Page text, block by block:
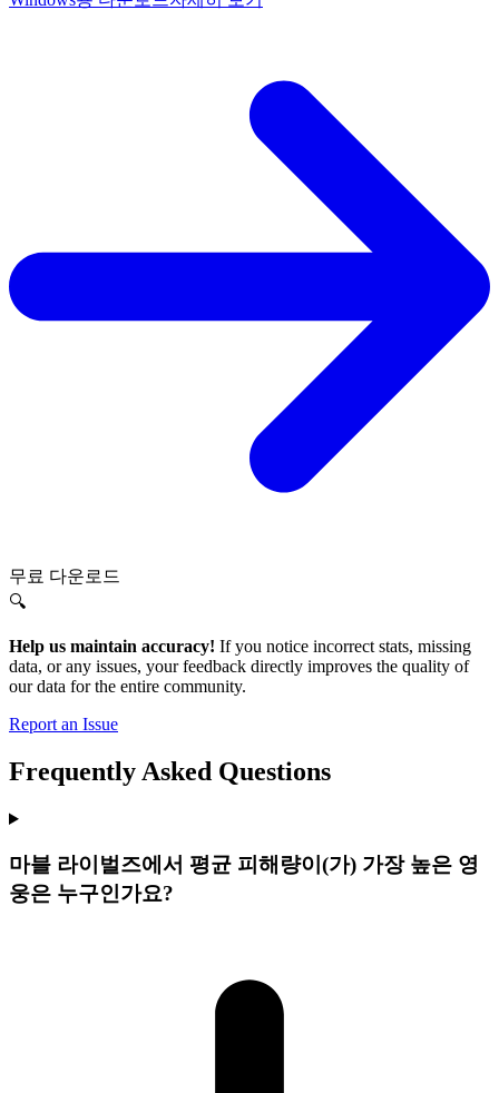
무료 다운로드
🔍
Help us maintain accuracy! If you notice incorrect stats, missing
data, or any issues, your feedback directly improves the quality of
our data for the entire community.
Report an Issue
Frequently Asked Questions
마블 라이벌즈에서 평균 피해량이(가) 가장 높은 영
웅은 누구인가요?